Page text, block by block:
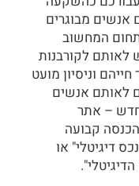
אנשים מבוגרים
המחשוב
לאותם לקורבנות
וניסיון מועט
לאותם אנשים
– אתר
קבועה
דיגיטלי" או